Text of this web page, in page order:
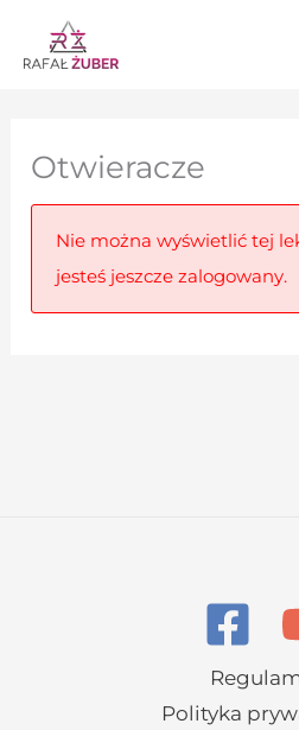
Przejdź
do
Otwieracze
Nie można wyświetlić tej
jesteś jeszcze zalogowany.
Polityka